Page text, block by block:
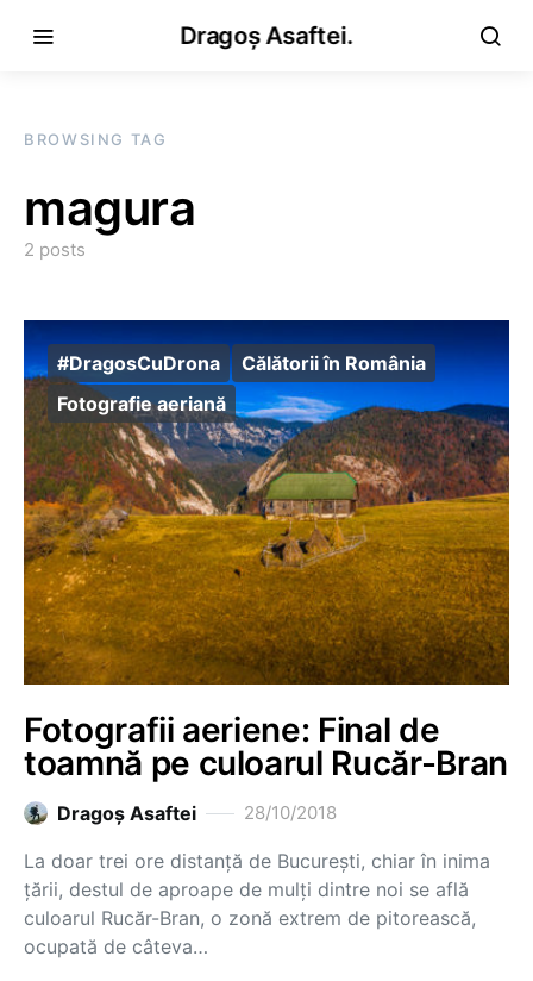
Dragoș Asaftei.
BROWSING TAG
magura
2 posts
#DragosCuDrona
Călătorii în România
Fotografie aeriană
Fotografii aeriene: Final de
toamnă pe culoarul Rucăr-Bran
Dragoş Asaftei 28/10/2018
La doar trei ore distanță de București, chiar în inima
țării, destul de aproape de mulți dintre noi se află
culoarul Rucăr-Bran, o zonă extrem de pitorească,
ocupată de câteva…